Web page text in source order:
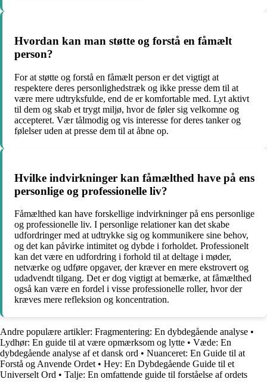
Hvordan kan man støtte og forstå en fåmælt
person?
For at støtte og forstå en fåmælt person er det vigtigt at
respektere deres personlighedstræk og ikke presse dem til at
være mere udtryksfulde, end de er komfortable med. Lyt aktivt
til dem og skab et trygt miljø, hvor de føler sig velkomne og
accepteret. Vær tålmodig og vis interesse for deres tanker og
følelser uden at presse dem til at åbne op.
Hvilke indvirkninger kan fåmælthed have på ens
personlige og professionelle liv?
Fåmælthed kan have forskellige indvirkninger på ens personlige
og professionelle liv. I personlige relationer kan det skabe
udfordringer med at udtrykke sig og kommunikere sine behov,
og det kan påvirke intimitet og dybde i forholdet. Professionelt
kan det være en udfordring i forhold til at deltage i møder,
netværke og udføre opgaver, der kræver en mere ekstrovert og
udadvendt tilgang. Det er dog vigtigt at bemærke, at fåmælthed
også kan være en fordel i visse professionelle roller, hvor der
kræves mere refleksion og koncentration.
Andre populære artikler: Fragmentering: En dybdegående analyse •
Lydhør: En guide til at være opmærksom og lytte • Væde: En
dybdegående analyse af et dansk ord • Nuanceret: En Guide til at
Forstå og Anvende Ordet • Hey: En Dybdegående Guide til et
Universelt Ord • Talje: En omfattende guide til forståelse af ordets